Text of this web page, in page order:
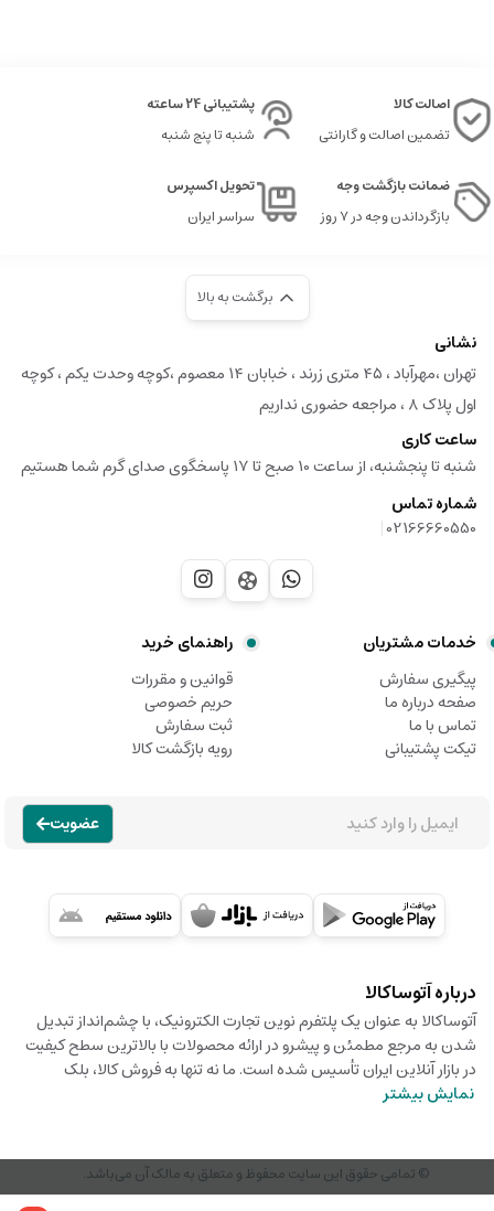
اصالت کالا
تضمین اصالت و گارانتی
پشتیبانی 24 ساعته
شنبه تا پنج شنبه
ضمانت بازگشت وجه
بازگرداندن وجه در ۷ روز
تحویل اکسپرس
سراسر ایران
برگشت به بالا
نشانی
تهران ،مهرآباد ، ۴۵ متری زرند ، خبابان ۱۴ معصوم ،کوچه وحدت یکم ، کوچه
اول پلاک ۸ ، مراجعه حضوری نداریم
ساعت کاری
شنبه تا پنجشنبه، از ساعت 10 صبح تا 17 پاسخگوی صدای گرم شما هستیم
شماره تماس
02166660550
|
خدمات مشتریان
پیگیری سفارش
صفحه درباره ما
تماس با ما
تیکت پشتیبانی
راهنمای خرید
قوانین و مقررات
حریم خصوصی
ثبت سفارش
رویه بازگشت کالا
عضویت
درباره آتوساکالا
آتوساکالا به عنوان یک پلتفرم نوین تجارت الکترونیک، با چشم‌انداز تبدیل
شدن به مرجع مطمئن و پیشرو در ارائه محصولات با بالاترین سطح کیفیت
در بازار آنلاین ایران تأسیس شده است. ما نه تنها به فروش کالا، بلک
نمایش بیشتر
© تمامی حقوق این سایت محفوظ و متعلق به مالک آن می‌باشد.